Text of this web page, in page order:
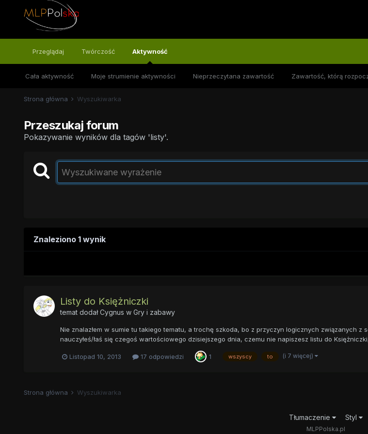
Przeglądaj Twórczość Aktywność
Cała aktywność Moje strumienie aktywności Nieprzeczytana zawartość Zawartość, którą
Strona główna Wyszukiwarka
Przeszukaj forum
Pokazywanie wyników dla tagów 'listy'.
Znaleziono 1 wynik
Listy do Księżniczki
temat dodałCygnus w Gry i zabawy
Nie znalazłem w sumie tu takiego tematu, a trochę szkoda, bo z przyczyn logicznych związanych z
nauczyłeś/łaś się czegoś wartościowego dzisiejszego dnia, czemu nie napiszesz listu do
Listopad 10, 2013 17 odpowiedzi 1 wszyscy to (i 7 więcej)
Strona główna Wyszukiwarka
Tłumaczenie Styl
MLPPolska.pl